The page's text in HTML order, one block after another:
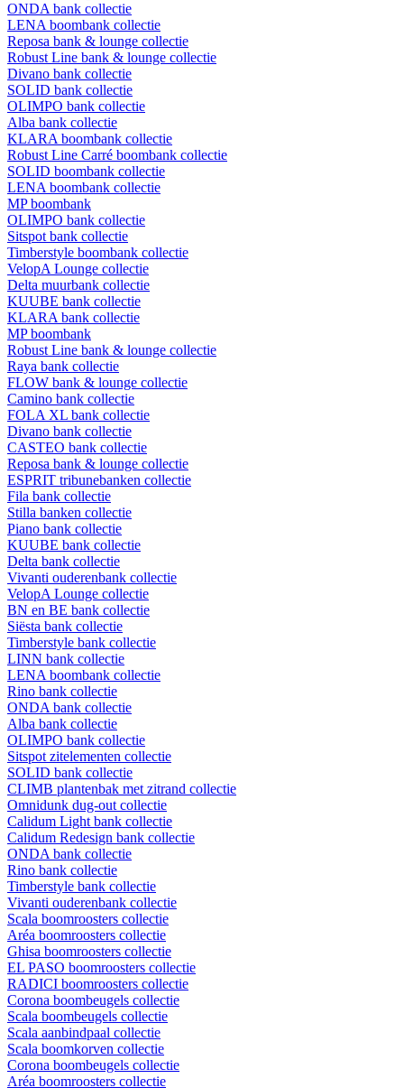
ONDA bank collectie
LENA boombank collectie
Reposa bank & lounge collectie
Robust Line bank & lounge collectie
Divano bank collectie
SOLID bank collectie
OLIMPO bank collectie
Alba bank collectie
KLARA boombank collectie
Robust Line Carré boombank collectie
SOLID boombank collectie
LENA boombank collectie
MP boombank
OLIMPO bank collectie
Sitspot bank collectie
Timberstyle boombank collectie
VelopA Lounge collectie
Delta muurbank collectie
KUUBE bank collectie
KLARA bank collectie
MP boombank
Robust Line bank & lounge collectie
Raya bank collectie
FLOW bank & lounge collectie
Camino bank collectie
FOLA XL bank collectie
Divano bank collectie
CASTEO bank collectie
Reposa bank & lounge collectie
ESPRIT tribunebanken collectie
Fila bank collectie
Stilla banken collectie
Piano bank collectie
KUUBE bank collectie
Delta bank collectie
Vivanti ouderenbank collectie
VelopA Lounge collectie
BN en BE bank collectie
Siësta bank collectie
Timberstyle bank collectie
LINN bank collectie
LENA boombank collectie
Rino bank collectie
ONDA bank collectie
Alba bank collectie
OLIMPO bank collectie
Sitspot zitelementen collectie
SOLID bank collectie
CLIMB plantenbak met zitrand collectie
Omnidunk dug-out collectie
Calidum Light bank collectie
Calidum Redesign bank collectie
ONDA bank collectie
Rino bank collectie
Timberstyle bank collectie
Vivanti ouderenbank collectie
Scala boomroosters collectie
Aréa boomroosters collectie
Ghisa boomroosters collectie
EL PASO boomroosters collectie
RADICI boomroosters collectie
Corona boombeugels collectie
Scala boombeugels collectie
Scala aanbindpaal collectie
Scala boomkorven collectie
Corona boombeugels collectie
Aréa boomroosters collectie